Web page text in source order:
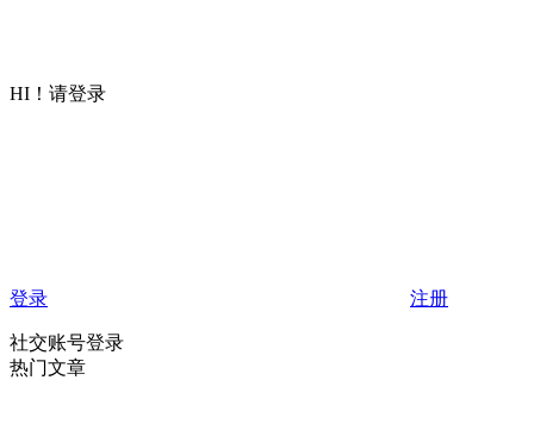
HI！请登录
登录 注册
社交账号登录
热门文章